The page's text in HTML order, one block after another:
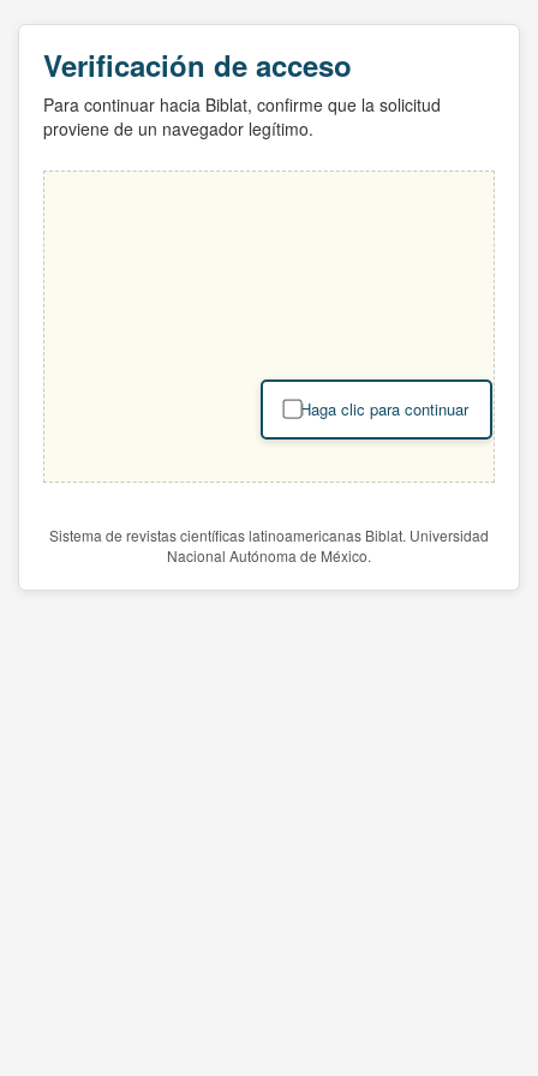
Verificación de acceso
Para continuar hacia Biblat, confirme que la solicitud
proviene de un navegador legítimo.
Haga clic para continuar
Sistema de revistas científicas latinoamericanas Biblat. Universidad
Nacional Autónoma de México.